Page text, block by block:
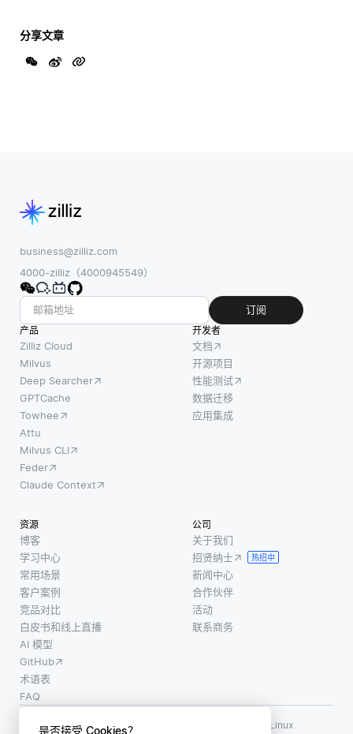
是否接受 Cookies？
分享文章
business@zilliz.com
4000-zilliz（4000945549）
订阅
产品
Zilliz Cloud
Milvus
Deep Searcher
GPTCache
Towhee
Attu
Milvus CLI
Feder
Claude Context
开发者
文档
开源项目
性能测试
数据迁移
应用集成
资源
博客
学习中心
常用场景
客户案例
竞品对比
白皮书和线上直播
AI 模型
GitHub
术语表
FAQ
公司
关于我们
招贤纳士
热招中
新闻中心
合作伙伴
活动
联系商务
使用条款
LF AI、LF AI & Data、Milvus，以及相关的开源项目名称为 Linux